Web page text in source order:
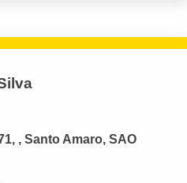
, Santo Amaro, SAO